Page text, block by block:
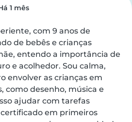
1 mês
com 9 anos de
de bebês e crianças
entendo a importância de
e acolhedor. Sou calma,
envolver as crianças em
como desenho, música e
ajudar com tarefas
em primeiros